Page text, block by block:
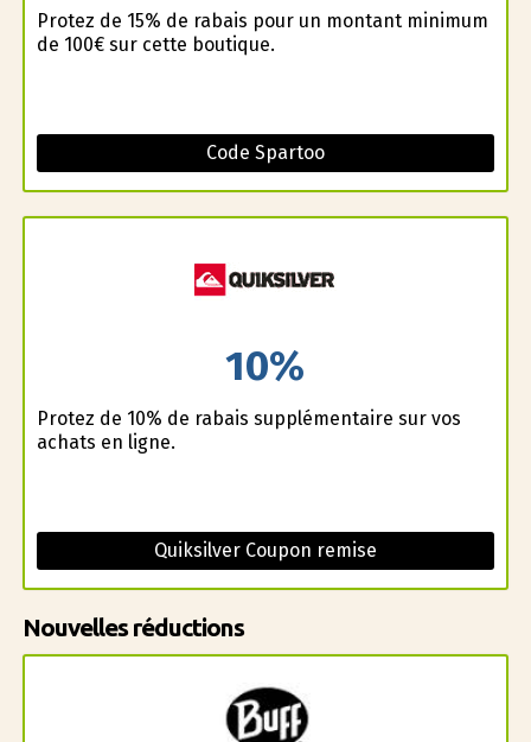
Profitez de 15% de rabais pour un montant minimum
de 100€ sur cette boutique.
Code Spartoo
10%
Profitez de 10% de rabais supplémentaire sur vos
achats en ligne.
Quiksilver Coupon remise
Nouvelles réductions